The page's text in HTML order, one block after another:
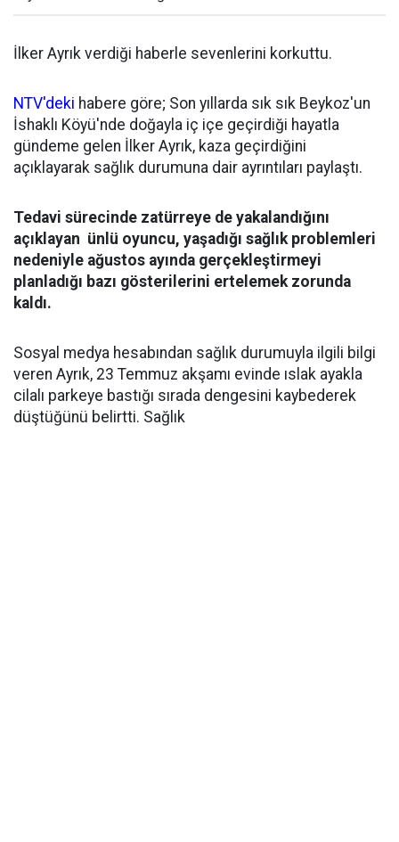
İlker Ayrık verdiği haberle sevenlerini korkuttu.
NTV'deki habere göre; Son yıllarda sık sık Beykoz'un
İshaklı Köyü'nde doğayla iç içe geçirdiği hayatla
gündeme gelen İlker Ayrık, kaza geçirdiğini
açıklayarak sağlık durumuna dair ayrıntıları paylaştı.
Tedavi sürecinde zatürreye de yakalandığını
açıklayan ünlü oyuncu, yaşadığı sağlık problemleri
nedeniyle ağustos ayında gerçekleştirmeyi
planladığı bazı gösterilerini ertelemek zorunda
kaldı.
Sosyal medya hesabından sağlık durumuyla ilgili bilgi
veren Ayrık, 23 Temmuz akşamı evinde ıslak ayakla
cilalı parkeye bastığı sırada dengesini kaybederek
düştüğünü belirtti. Sağlık